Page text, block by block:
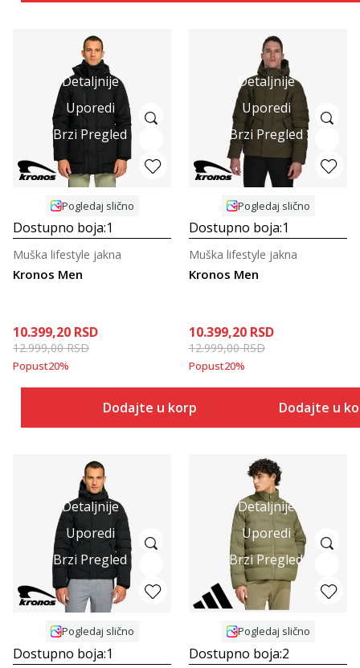
Detaljnije
Uporedi
Brzi Pregled
Pogledaj slično
Dostupno boja:1
Kronos Men
Muška lifestyle jakna
10.399,20 RSD
12.999,00RSD
Popust20%
Dodajte u korpu
Detaljnije
Uporedi
Brzi Pregled
Pogledaj slično
Dostupno boja:1
Kronos Men
Muška lifestyle jakna
10.399,20 RSD
12.999,00RSD
Popust20%
Dodajte u
Detaljnije
Uporedi
Brzi Pregled
Pogledaj slično
Dostupno boja:1
Detaljnije
Uporedi
Brzi Pregled
Pogledaj slično
Dostupno boja:2